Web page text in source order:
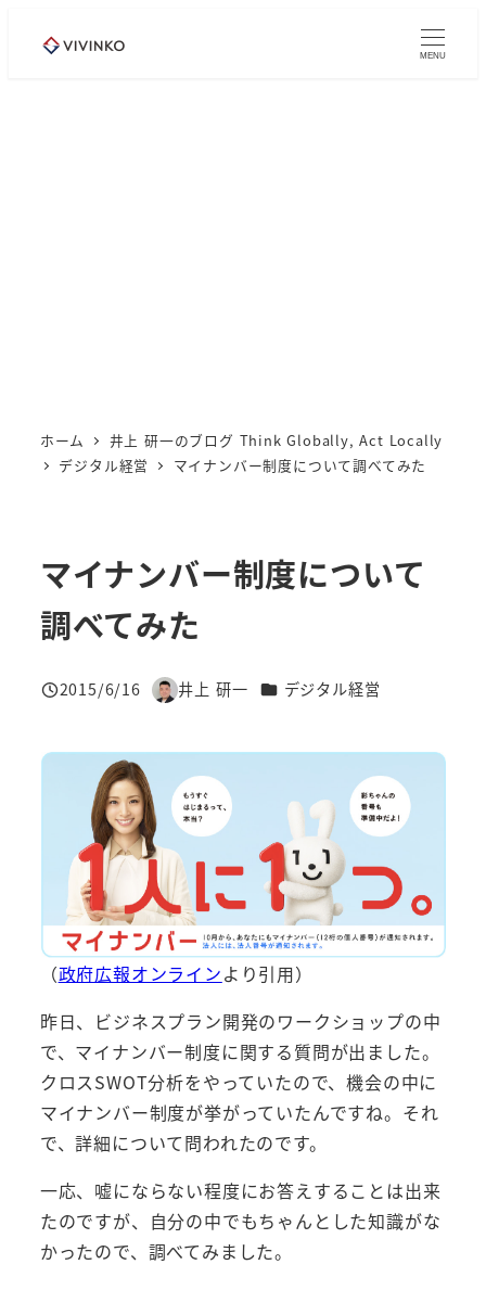
MENU
ホーム
井上 研一のブログ Think Globally, Act Locally
デジタル経営
マイナンバー制度について調べてみた
マイナンバー制度について
調べてみた
投稿日
2015/6/16
著
井上 研一 カテゴリー
デジタル経営
（政府広報オンラインより引用）
昨日、ビジネスプラン開発のワークショップの中
で、マイナンバー制度に関する質問が出ました。
クロスSWOT分析をやっていたので、機会の中に
マイナンバー制度が挙がっていたんですね。それ
で、詳細について問われたのです。
一応、嘘にならない程度にお答えすることは出来
たのですが、自分の中でもちゃんとした知識がな
かったので、調べてみました。